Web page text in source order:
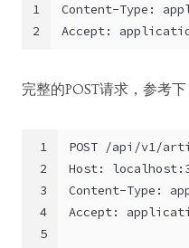
1
2
Content-Type:
Accept:
完整的POST请求，参考下
1
2
3
4
5
POST /api/v1/
Host:
Content-Type:
Accept: